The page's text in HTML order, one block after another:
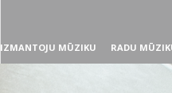
IZMANTOJU MŪZIKU RADU